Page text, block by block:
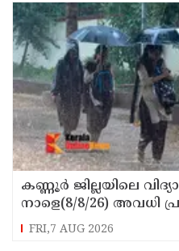
കണ്ണൂർ ജില്ലയിലെ
നാളെ(8/8/26) അവധി
FRI,7 AUG 2026